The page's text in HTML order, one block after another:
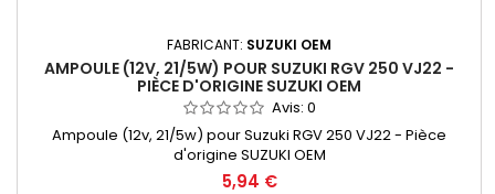
FABRICANT: SUZUKI OEM
AMPOULE (12V, 21/5W) POUR SUZUKI RGV 250 VJ22 -
PIÈCE D'ORIGINE SUZUKI OEM
Avis: 0
Ampoule (12v, 21/5w) pour Suzuki RGV 250 VJ22 - Pièce
d'origine SUZUKI OEM
5,94 €